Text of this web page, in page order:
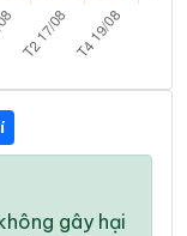
gây hại